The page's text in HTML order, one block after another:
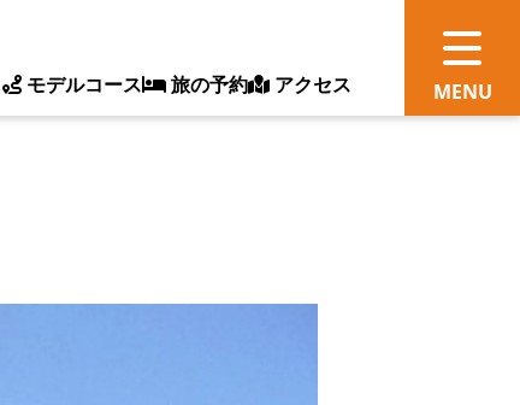
モデルコース 旅の予約 アクセス